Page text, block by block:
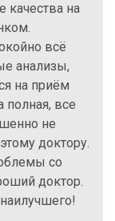
качества на
всё
анализы,
на приём
полная, все
не
доктору.
со
доктор.